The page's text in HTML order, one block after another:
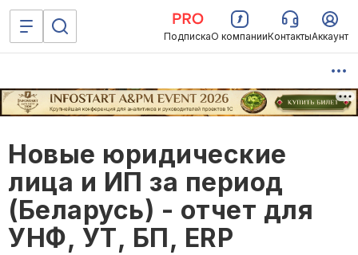
ПодпискаО компанииКонтактыАккаунт
Новые юридические
лица и ИП за период
(Беларусь) - отчет для
УНФ, УТ, БП, ERP